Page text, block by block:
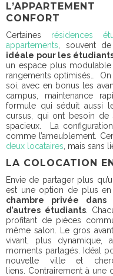
CONFORT
Certaines résidences
appartements , souvent
idéale pour les
un espace plus
rangements optimisés…
soi, avec en bonus les
campus, maintenance
formule qui séduit aussi
cursus, qui ont besoin de
spacieux. La
comme l’ameublement.
deux locataires , mais sans
LA COLOCATION
Envie de partager plus
est une option de plus
chambre privée
d’autres étudiants.
profitant de pièces
même salon. Le gros
vivant, plus dynamique,
moments partagés. Idéal
nouvelle ville et
liens. Contrairement à